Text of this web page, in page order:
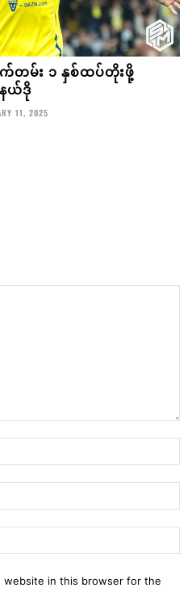
တမ်း ၁ နှစ်ထပ်တိုးဖို့
ယ်ဒို
11, 2025
website in this browser for the